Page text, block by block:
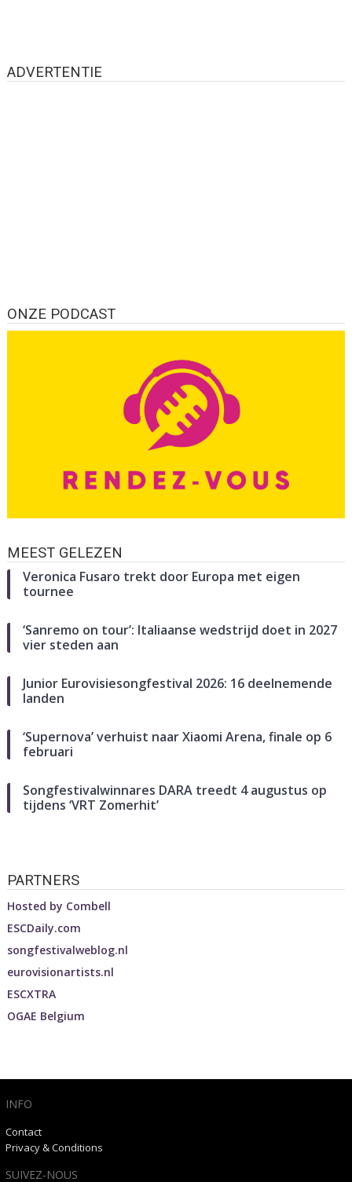
ADVERTENTIE
ONZE PODCAST
MEEST GELEZEN
Veronica Fusaro trekt door Europa met eigen
tournee
‘Sanremo on tour’: Italiaanse wedstrijd doet in 2027
vier steden aan
Junior Eurovisiesongfestival 2026: 16 deelnemende
landen
‘Supernova’ verhuist naar Xiaomi Arena, finale op 6
februari
Songfestivalwinnares DARA treedt 4 augustus op
tijdens ‘VRT Zomerhit’
PARTNERS
Hosted by Combell
ESCDaily.com
songfestivalweblog.nl
eurovisionartists.nl
ESCXTRA
OGAE Belgium
INFO
Contact
Privacy & Conditions
SUIVEZ-NOUS